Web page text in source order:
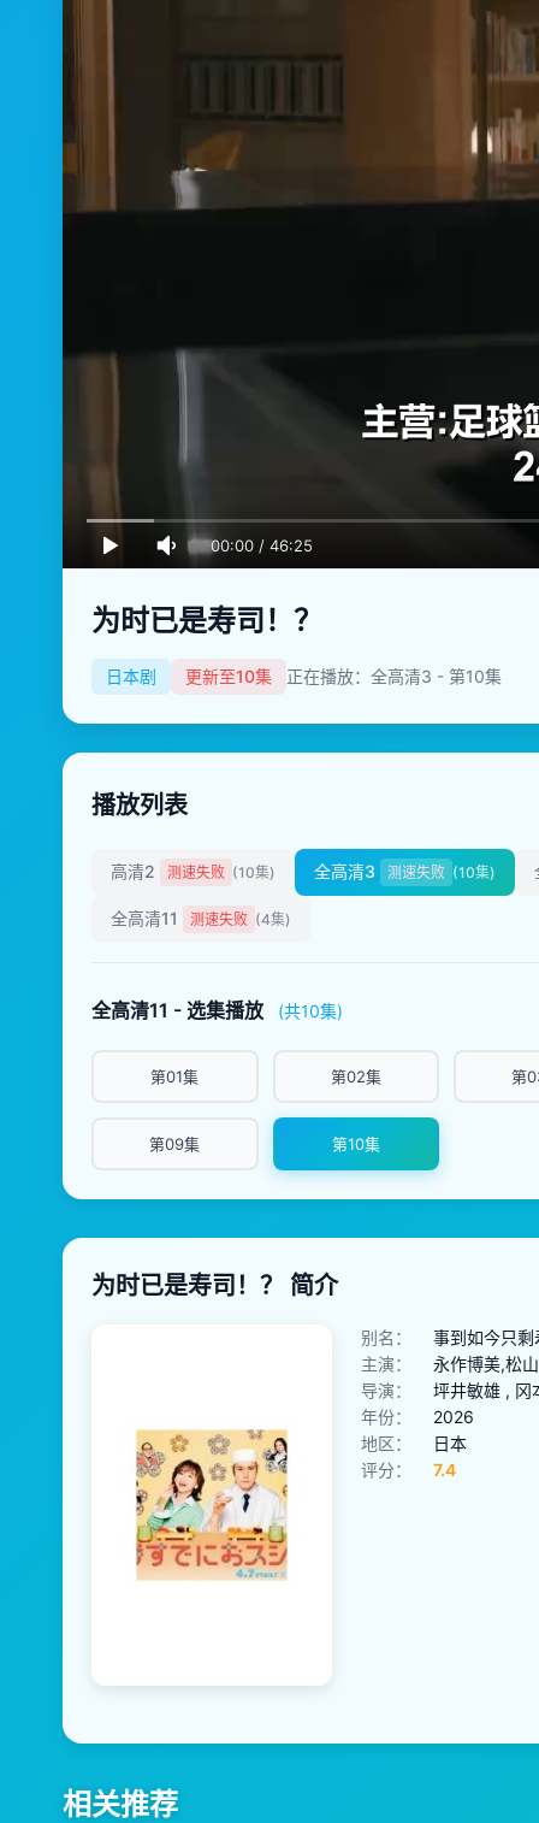
00:00 / 46:25
为时已是寿司！？
日本剧 更新至10集 正在播放：全高清3 - 第10集
播放列表
高清2 测速失败 (10集) 全高清3 测速失败 (10集)
全高清11 测速失败 (4集)
全高清11 - 选集播放 (共10集)
第01集 第02集 第
第09集 第10集
为时已是寿司！？ 简介
别名：
事到如今只
主演：
永作博美,松
导演：
坪井敏雄 , 冈
年份：
2026
地区：
日本
评分：
7.4
相关推荐